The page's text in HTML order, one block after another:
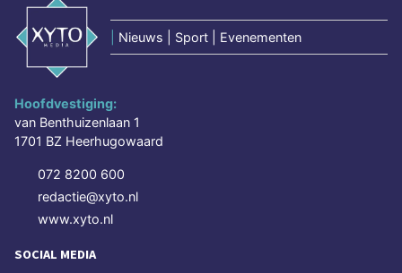
Nieuws | Sport | Evenementen
Hoofdvestiging:
van Benthuizenlaan 1
1701 BZ Heerhugowaard
072 8200 600
redactie@xyto.nl
www.xyto.nl
SOCIAL MEDIA